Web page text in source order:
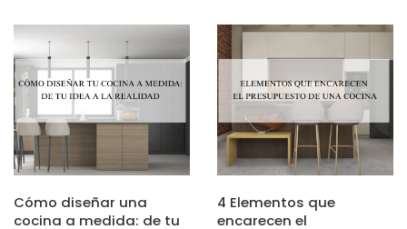
Cómo diseñar una
cocina a medida: de tu
4 Elementos que
encarecen el